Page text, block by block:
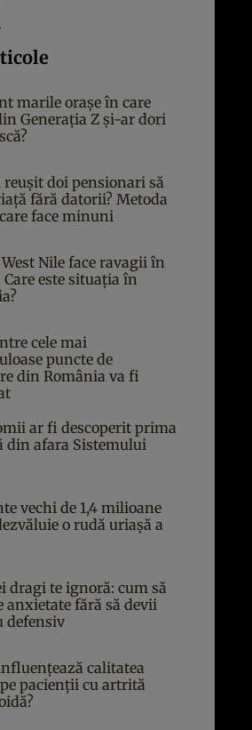
marile orașe în care
Generația Z și-ar dori
reușit doi pensionari să
fără datorii? Metoda
face minuni
Nile face ravagii în
Care este situația în
cele mai
puncte de
din România va fi
ar fi descoperit prima
din afara Sistemului
vechi de 1,4 milioane
o rudă uriașă a
dragi te ignoră: cum să
anxietate fără să devii
defensiv
calitatea
pacienții cu artrită